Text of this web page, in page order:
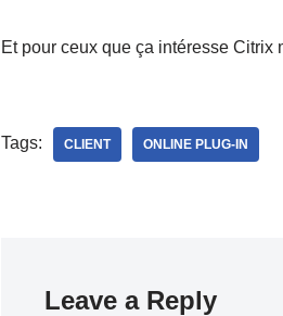
Et pour ceux que ça intéresse Citrix
Tags: CLIENT ONLINE PLUG-IN
Leave a Reply